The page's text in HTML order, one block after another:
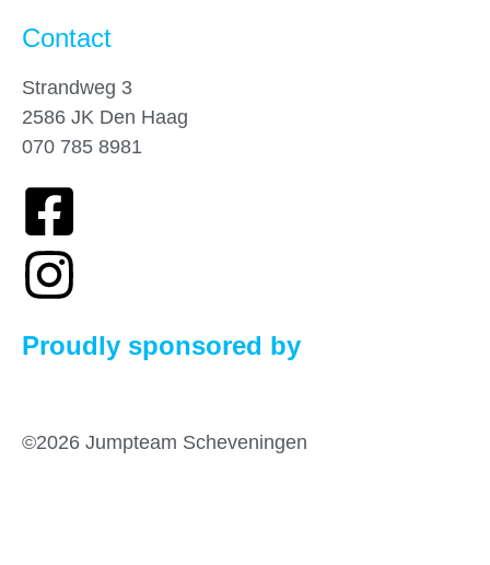
Contact
Strandweg 3
2586 JK Den Haag
070 785 8981
Proudly sponsored by
©2026 Jumpteam Scheveningen